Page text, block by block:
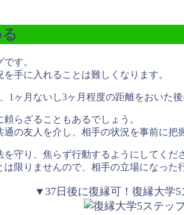
です。
手に入れることは難しくなります。
1ヶ月ないし3ヶ月程度の距離をおいた
らざることもあるでしょう。
の友人を介し、相手の状況を事前に
守り、焦らず行動するようにしてくだ
限りませんので、相手の立場になった
▼37日後に復縁可！復縁大学